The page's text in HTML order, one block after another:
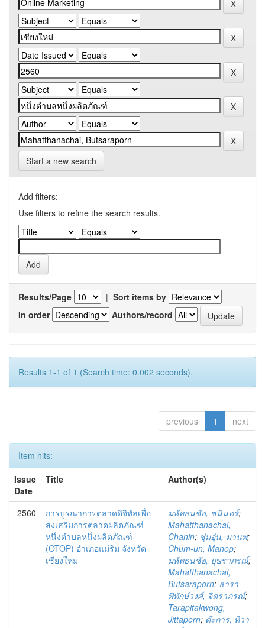
Start a new search
Add filters:
Use filters to refine the search results.
Results/Page | Sort items by
In order
Authors/record
Results 1-1 of 1 (Search time: 0.002 seconds).
previous 1 next
Item hits:
Issue
Date
Title Author(s)
2560
การบูรณาการตลาดดิจิทัลเพื่อ
ส่งเสริมการตลาดผลิตภัณฑ์
หนึ่งตำบลหนึ่งผลิตภัณฑ์
(OTOP) อำเภอแม่ริม จังหวัด
เชียงใหม่
มหัทธนชัย, ชนินทร์;
Mahatthanachai,
Chanin; ชุ่มอุ่น, มานพ;
Chum-un, Manop;
มหัทธนชัย, บุษราภรณ์;
Mahatthanachai,
Butsaraporn; ธารา
พิทักษ์วงศ์, จิตราภรณ์;
Tarapitakwong,
Jittaporn; ต๊ะการ, ทิวา